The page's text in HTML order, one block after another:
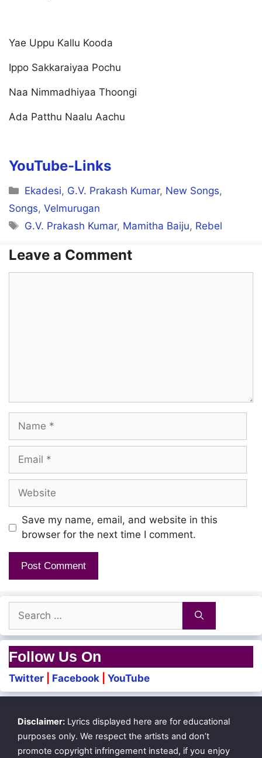
Yae Uppu Kallu Kooda
Ippo Sakkaraiyaa Pochu
Naa Nimmadhiyaa Thoongi
Ada Patthu Naalu Aachu
YouTube-Links
Categories
Ekadesi, G.V. Prakash Kumar, New Songs,
Songs, Velmurugan
Tags
G.V. Prakash Kumar, Mamitha Baiju, Rebel
Leave a Comment
Name
Email
Website
Save my name, email, and website in this
browser for the next time I comment.
Search
for:
Follow Us On
Twitter Facebook YouTube
Disclaimer: Lyrics displayed here are for educational
purposes only. We respect the artists and don’t
promote copyright infringement instead, if you enjoy